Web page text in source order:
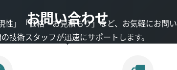
お問い合わせ
性」「価格・お見積もり」など、お気軽にお問
技術スタッフが迅速にサポートします。